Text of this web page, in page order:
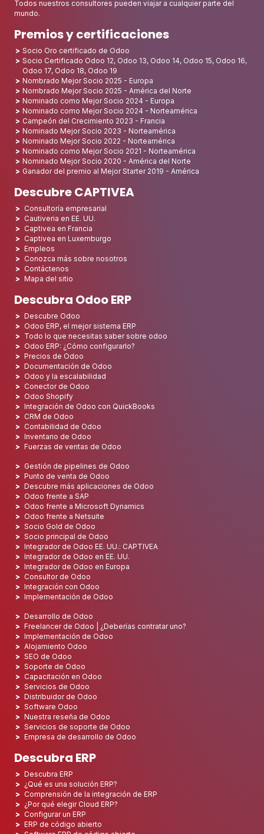
Todos nuestros consultores pueden viajar a cualquier parte del
mundo.
Premios y certificaciones
Socio Oro certificado de Odoo
Socio Certificado Odoo 12, Odoo 13, Odoo 14, Odoo 15, Odoo 16,
Odoo 17, Odoo 18, Odoo 19
Nombrado Mejor Socio 2025 - Europa
Nombrado Mejor Socio 2025 - América del Norte
Nominado como Mejor Socio 2024 - Europa
Nominado como Mejor Socio 2024 - Norteamérica
Campeón del Crecimiento 2023 - Francia
Nominado Mejor Socio 2023 - Norteamérica
Nominado Mejor Socio 2022 - Norteamérica
Nominado como Mejor Socio 2021 - Norteamérica
Nominado Mejor Socio 2020 - América del Norte
Ganador del premio al Mejor Starter 2019 - América
Descubre CAPTIVEA
Consultoría empresarial
Cautiveria en EE. UU.
Captivea en Francia
Captivea en Luxemburgo
Empleos
Conozca más sobre nosotros
Contáctenos
Mapa del sitio
Descubra Odoo ERP
Descubre Odoo
Odoo ERP, el mejor sistema ERP
Todo lo que necesitas saber sobre odoo
Odoo ERP: ¿Cómo configurarlo?
Precios de Odoo
Documentación de Odoo
Odoo y la escalabilidad
Conector de Odoo
Odoo Shopify
Integración de Odoo con QuickBooks
CRM de Odoo
Contabilidad de Odoo
Inventario de Odoo
Fuerzas de ventas de Odoo
Gestión de pipelines de Odoo
Punto de venta de Odoo
Descubre más aplicaciones de Odoo
Odoo frente a SAP
Odoo frente a Microsoft Dynamics
Odoo frente a Netsuite
Socio Gold de Odoo
Socio principal de Odoo
Integrador de Odoo EE. UU.: CAPTIVEA
Integrador de Odoo en EE. UU.
Integrador de Odoo en Europa
Consultor de Odoo
Integración con Odoo
Implementación de Odoo
Desarrollo de Odoo
Freelancer de Odoo | ¿Deberías contratar uno?
Implementación de Odoo
Alojamiento Odoo
SEO de Odoo
Soporte de Odoo
Capacitación en Odoo
Servicios de Odoo
Distribuidor de Odoo
Software Odoo
Nuestra reseña de Odoo
Servicios de soporte de Odoo
Empresa de desarrollo de Odoo
Descubra ERP
Descubra ERP
¿Qué es una solución ERP?
Comprensión de la integración de ERP
¿Por qué elegir Cloud ERP?
Configurar un ERP
ERP de código abierto